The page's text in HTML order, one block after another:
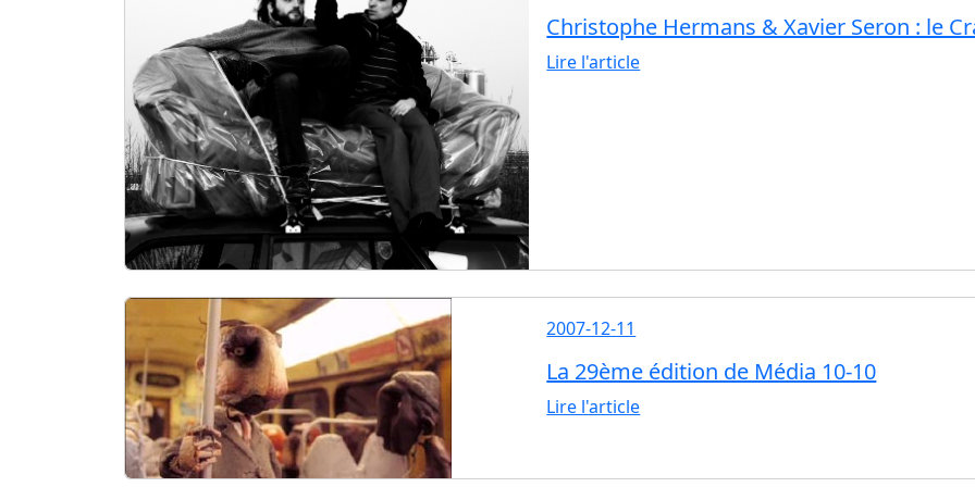
Christophe Hermans & Xavier Seron : le
Lire l'article
2007-12-11
La 29ème édition de Média 10-10
Lire l'article